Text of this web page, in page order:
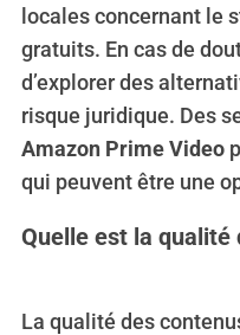
locales concernant le
gratuits. En cas de
d’explorer des
risque juridique. Des
Amazon Prime Video
qui peuvent être une
Quelle est la qualité
La qualité des